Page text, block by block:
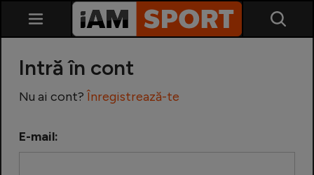
Intră în cont
Nu ai cont? Înregistrează-te
E-mail: